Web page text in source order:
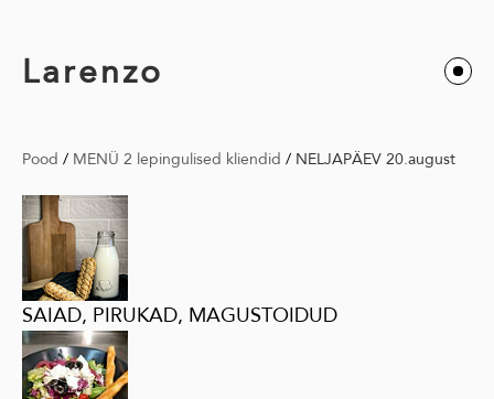
Larenzo
Pood / MENÜ 2 lepingulised kliendid / NELJAPÄEV 20.august
SAIAD, PIRUKAD, MAGUSTOIDUD